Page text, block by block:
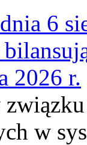
6
2026 r.
w